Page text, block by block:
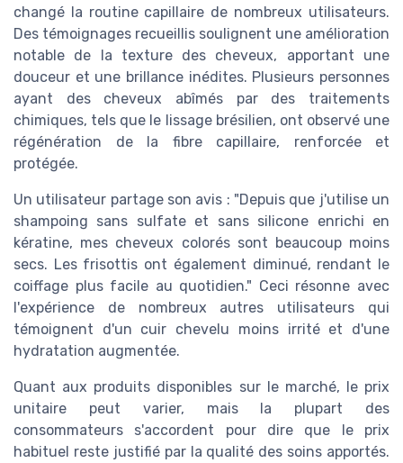
changé la routine capillaire de nombreux utilisateurs.
Des témoignages recueillis soulignent une amélioration
notable de la texture des cheveux, apportant une
douceur et une brillance inédites. Plusieurs personnes
ayant des cheveux abîmés par des traitements
chimiques, tels que le lissage brésilien, ont observé une
régénération de la fibre capillaire, renforcée et
protégée.
Un utilisateur partage son avis : "Depuis que j'utilise un
shampoing sans sulfate et sans silicone enrichi en
kératine, mes cheveux colorés sont beaucoup moins
secs. Les frisottis ont également diminué, rendant le
coiffage plus facile au quotidien." Ceci résonne avec
l'expérience de nombreux autres utilisateurs qui
témoignent d'un cuir chevelu moins irrité et d'une
hydratation augmentée.
Quant aux produits disponibles sur le marché, le prix
unitaire peut varier, mais la plupart des
consommateurs s'accordent pour dire que le prix
habituel reste justifié par la qualité des soins apportés.